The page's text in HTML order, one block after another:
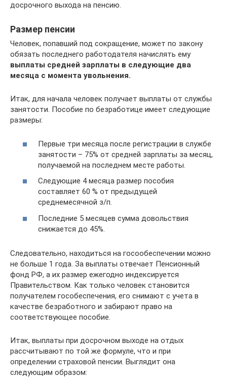
досрочного выхода на пенсию.
Размер пенсии
Человек, попавший под сокращение, может по закону
обязать последнего работодателя начислять ему
выплаты средней зарплаты в следующие два
месяца с момента увольнения.
Итак, для начала человек получает выплаты от службы
занятости. Пособие по безработице имеет следующие
размеры:
Первые три месяца после регистрации в службе
занятости – 75% от средней зарплаты за месяц,
получаемой на последнем месте работы.
Следующие 4 месяца размер пособия
составляет 60 % от предыдущей
среднемесячной з/п.
Последние 5 месяцев сумма довольствия
снижается до 45%.
Следовательно, находиться на госообеспечении можно
не больше 1 года. За выплаты отвечает Пенсионный
фонд РФ, а их размер ежегодно индексируется
Правительством. Как только человек становится
получателем гособеспечения, его снимают с учета в
качестве безработного и забирают право на
соответствующее пособие.
Итак, выплаты при досрочном выходе на отдых
рассчитывают по той же формуле, что и при
определении страховой пенсии. Выглядит она
следующим образом: